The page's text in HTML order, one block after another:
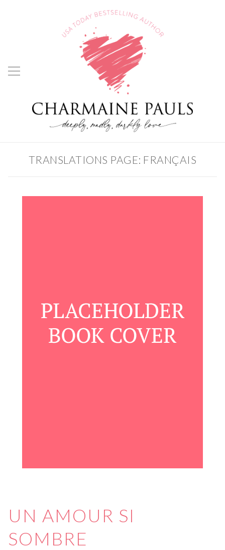
TRANSLATIONS PAGE: FRANÇAIS
UN AMOUR SI
SOMBRE